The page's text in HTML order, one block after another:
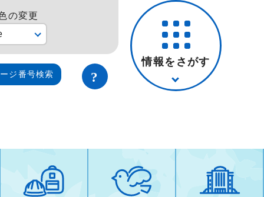
の変更
ジ番号検索
情報をさがす